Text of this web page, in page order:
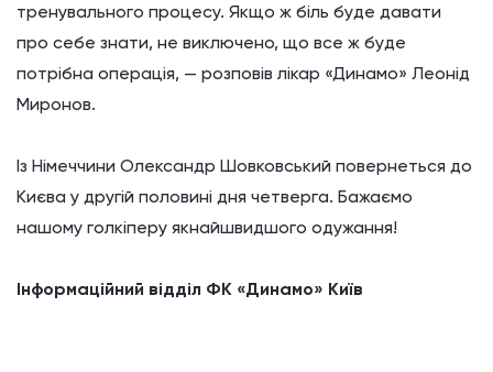
тренувального процесу. Якщо ж біль буде давати
про себе знати, не виключено, що все ж буде
потрібна операція, — розповів лікар «Динамо» Леонід
Миронов.
Із Німеччини Олександр Шовковський повернеться до
Києва у другій половині дня четверга. Бажаємо
нашому голкіперу якнайшвидшого одужання!
Інформаційний відділ ФК «Динамо» Київ